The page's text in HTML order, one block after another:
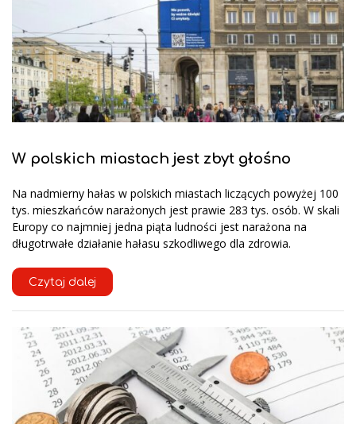
W polskich miastach jest zbyt głośno
Na nadmierny hałas w polskich miastach liczących powyżej 100
tys. mieszkańców narażonych jest prawie 283 tys. osób. W skali
Europy co najmniej jedna piąta ludności jest narażona na
długotrwałe działanie hałasu szkodliwego dla zdrowia.
Czytaj dalej